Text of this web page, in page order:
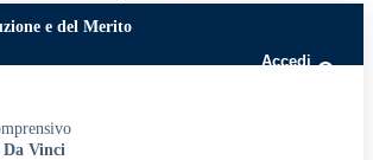
e del Merito
Accedi
Vinci